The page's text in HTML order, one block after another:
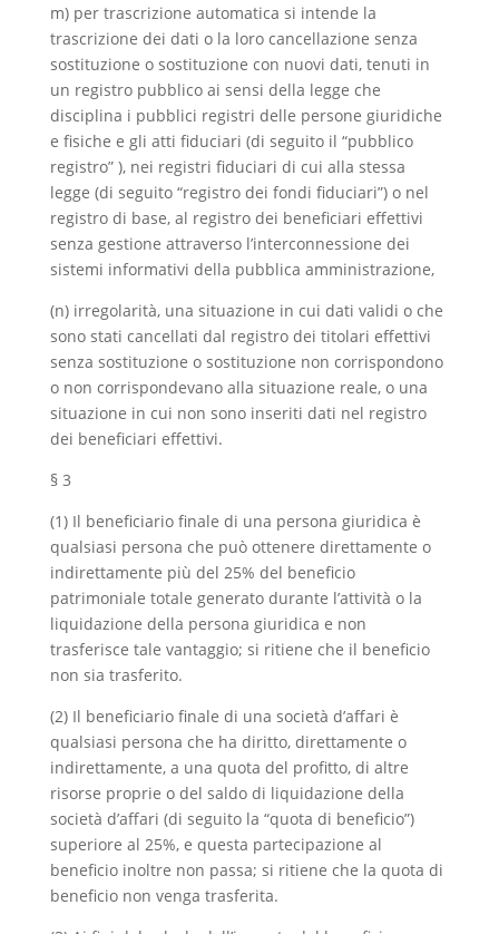
m) per trascrizione automatica si intende la
trascrizione dei dati o la loro cancellazione senza
sostituzione o sostituzione con nuovi dati, tenuti in
un registro pubblico ai sensi della legge che
disciplina i pubblici registri delle persone giuridiche
e fisiche e gli atti fiduciari (di seguito il “pubblico
registro” ), nei registri fiduciari di cui alla stessa
legge (di seguito “registro dei fondi fiduciari”) o nel
registro di base, al registro dei beneficiari effettivi
senza gestione attraverso l’interconnessione dei
sistemi informativi della pubblica amministrazione,
(n) irregolarità, una situazione in cui dati validi o che
sono stati cancellati dal registro dei titolari effettivi
senza sostituzione o sostituzione non corrispondono
o non corrispondevano alla situazione reale, o una
situazione in cui non sono inseriti dati nel registro
dei beneficiari effettivi.
§ 3
(1) Il beneficiario finale di una persona giuridica è
qualsiasi persona che può ottenere direttamente o
indirettamente più del 25% del beneficio
patrimoniale totale generato durante l’attività o la
liquidazione della persona giuridica e non
trasferisce tale vantaggio; si ritiene che il beneficio
non sia trasferito.
(2) Il beneficiario finale di una società d’affari è
qualsiasi persona che ha diritto, direttamente o
indirettamente, a una quota del profitto, di altre
risorse proprie o del saldo di liquidazione della
società d’affari (di seguito la “quota di beneficio”)
superiore al 25%, e questa partecipazione al
beneficio inoltre non passa; si ritiene che la quota di
beneficio non venga trasferita.